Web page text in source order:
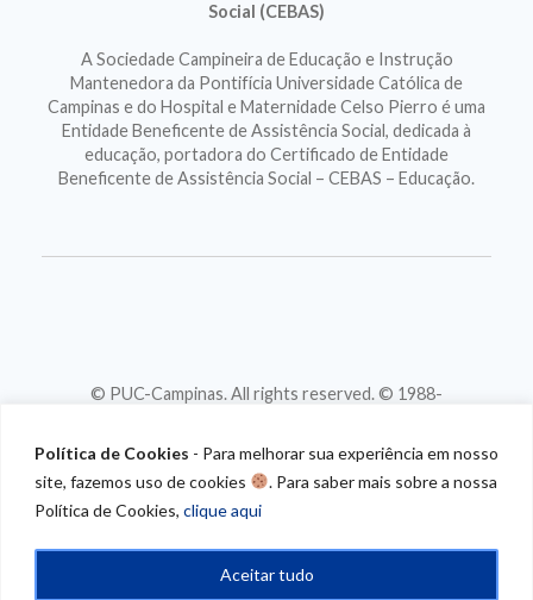
Política de Cookies - Para melhorar sua experiência em nosso
site, fazemos uso de cookies
. Para saber mais sobre a nossa
Política de Cookies, clique aqui
Aceitar tudo
Social (CEBAS)
A Sociedade Campineira de Educação e Instrução
Mantenedora da Pontifícia Universidade Católica de
Campinas e do Hospital e Maternidade Celso Pierro é uma
Entidade Beneficente de Assistência Social, dedicada à
educação, portadora do Certificado de Entidade
Beneficente de Assistência Social – CEBAS – Educação.
© PUC-Campinas. All rights reserved. © 1988-